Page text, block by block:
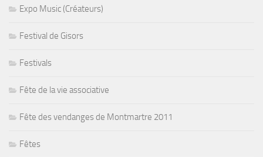
Expo Music (Créateurs)
Festival de Gisors
Festivals
Fête de la vie associative
Fête des vendanges de Montmartre 2011
Fêtes